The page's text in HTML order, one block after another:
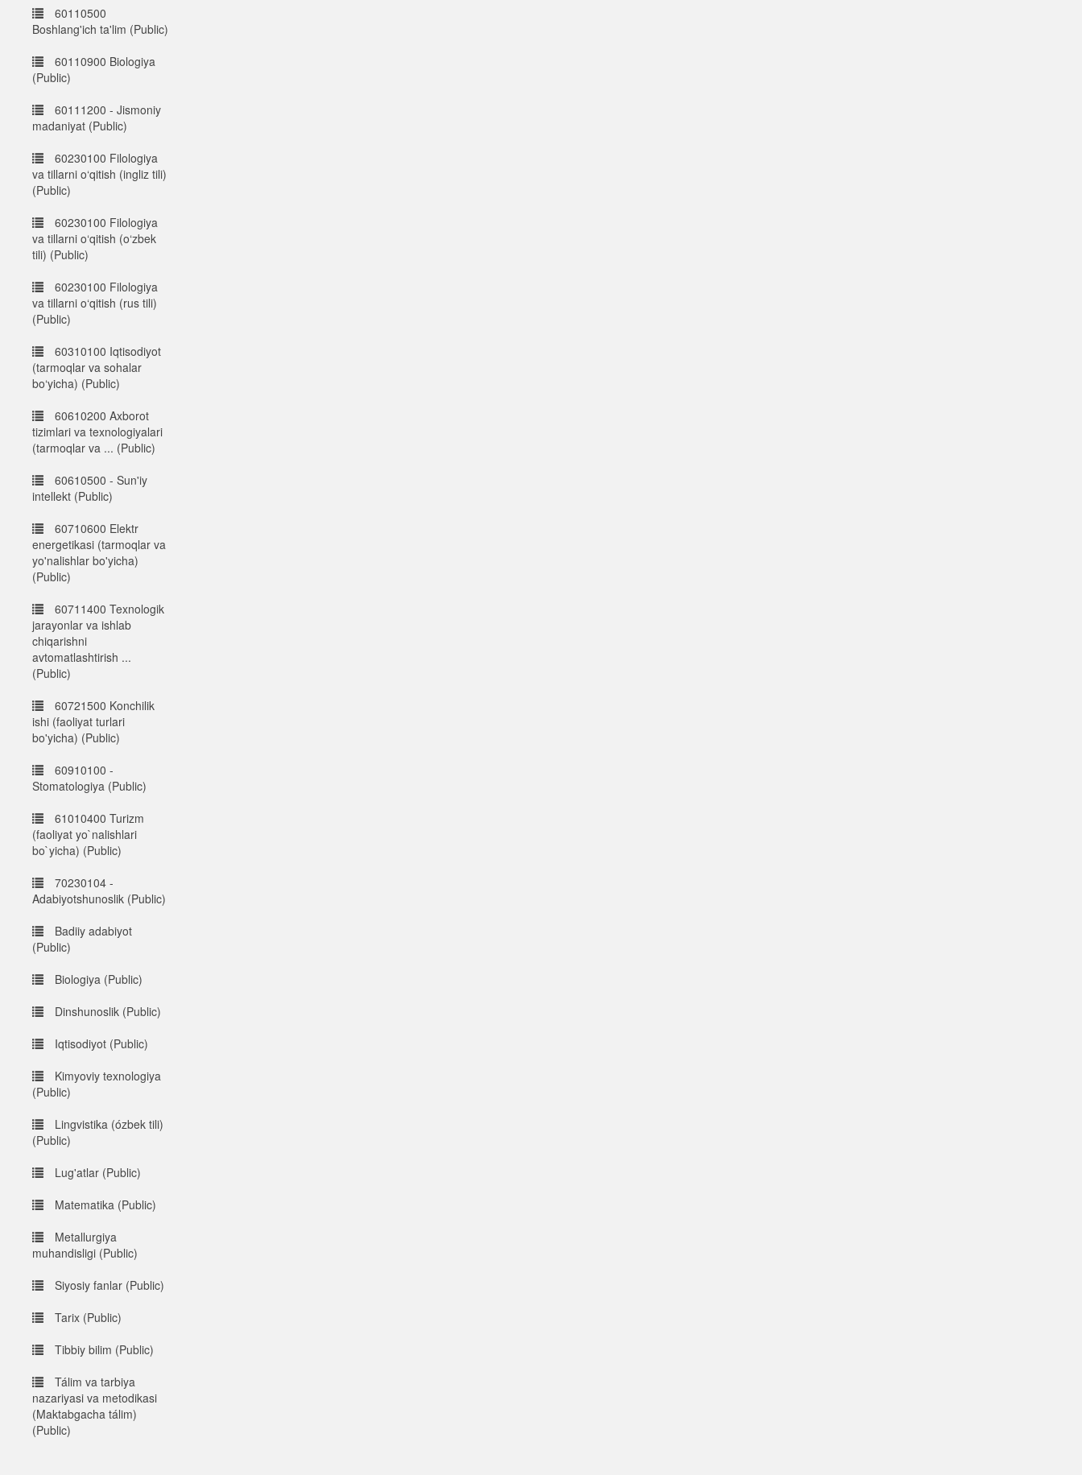
60110500
Boshlang'ich ta'lim (Public)
60110900 Biologiya
(Public)
60111200 - Jismoniy
madaniyat (Public)
60230100 Filologiya
va tillarni o‘qitish (ingliz tili)
(Public)
60230100 Filologiya
va tillarni o‘qitish (o‘zbek
tili) (Public)
60230100 Filologiya
va tillarni o‘qitish (rus tili)
(Public)
60310100 Iqtisodiyot
(tarmoqlar va sohalar
bo‘yicha) (Public)
60610200 Axborot
tizimlari va texnologiyalari
(tarmoqlar va ... (Public)
60610500 - Sun'iy
intellekt (Public)
60710600 Elektr
energetikasi (tarmoqlar va
yo'nalishlar bo'yicha)
(Public)
60711400 Texnologik
jarayonlar va ishlab
chiqarishni
avtomatlashtirish ...
(Public)
60721500 Konchilik
ishi (faoliyat turlari
bo'yicha) (Public)
60910100 -
Stomatologiya (Public)
61010400 Turizm
(faoliyat yo`nalishlari
bo`yicha) (Public)
70230104 -
Adabiyotshunoslik (Public)
Badiiy adabiyot
(Public)
Biologiya (Public)
Dinshunoslik (Public)
Iqtisodiyot (Public)
Kimyoviy texnologiya
(Public)
Lingvistika (ózbek tili)
(Public)
Lug'atlar (Public)
Matematika (Public)
Metallurgiya
muhandisligi (Public)
Siyosiy fanlar (Public)
Tarix (Public)
Tibbiy bilim (Public)
Tálim va tarbiya
nazariyasi va metodikasi
(Maktabgacha tálim)
(Public)